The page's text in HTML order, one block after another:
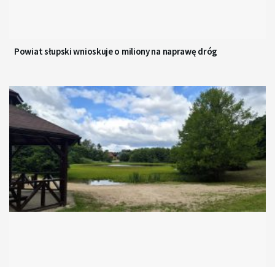
Powiat słupski wnioskuje o miliony na naprawę dróg